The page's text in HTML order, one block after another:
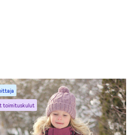
toimituskulut